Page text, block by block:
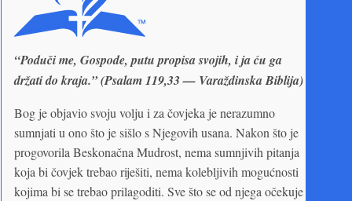
“Poduči me, Gospode, putu propisa svojih, i ja ću ga
držati do kraja.” (Psalam 119,33 — Varaždinska Biblija)
Bog je objavio svoju volju i za čovjeka je nerazumno
sumnjati u ono što je sišlo s Njegovih usana. Nakon što je
progovorila Beskonačna Mudrost, nema sumnjivih pitanja
koja bi čovjek trebao riješiti, nema kolebljivih mogućnosti
kojima bi se trebao prilagoditi. Sve što se od njega očekuje